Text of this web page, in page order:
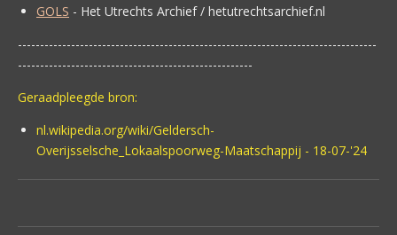
GOLS - Het Utrechts Archief / hetutrechtsarchief.nl
---------------------------------------------------------------------------------
-----------------------------------------------------
Geraadpleegde bron:
nl.wikipedia.org/wiki/Geldersch-
Overijsselsche_Lokaalspoorweg-Maatschappij - 18-07-'24